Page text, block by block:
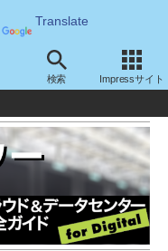
Translate
検索 Impressサイト
ド：データセンター